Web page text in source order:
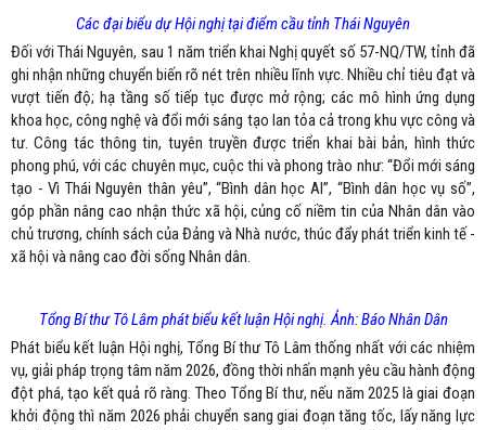
Các đại biểu dự Hội nghị tại điểm cầu tỉnh Thái Nguyên
Đối với Thái Nguyên, sau 1 năm triển khai Nghị quyết số 57-NQ/TW, tỉnh đã
ghi nhận những chuyển biến rõ nét trên nhiều lĩnh vực. Nhiều chỉ tiêu đạt và
vượt tiến độ; hạ tầng số tiếp tục được mở rộng; các mô hình ứng dụng
khoa học, công nghệ và đổi mới sáng tạo lan tỏa cả trong khu vực công và
tư. Công tác thông tin, tuyên truyền được triển khai bài bản, hình thức
phong phú, với các chuyên mục, cuộc thi và phong trào như: “Đổi mới sáng
tạo - Vì Thái Nguyên thân yêu”, “Bình dân học AI”, “Bình dân học vụ số”,
góp phần nâng cao nhận thức xã hội, củng cố niềm tin của Nhân dân vào
chủ trương, chính sách của Đảng và Nhà nước, thúc đẩy phát triển kinh tế -
xã hội và nâng cao đời sống Nhân dân.
Tổng Bí thư Tô Lâm phát biểu kết luận Hội nghị. Ảnh: Báo Nhân Dân
Phát biểu kết luận Hội nghị, Tổng Bí thư Tô Lâm thống nhất với các nhiệm
vụ, giải pháp trọng tâm năm 2026, đồng thời nhấn mạnh yêu cầu hành động
đột phá, tạo kết quả rõ ràng. Theo Tổng Bí thư, nếu năm 2025 là giai đoạn
khởi động thì năm 2026 phải chuyển sang giai đoạn tăng tốc, lấy năng lực